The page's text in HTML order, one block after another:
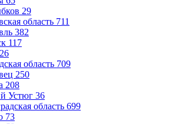
29
область 711
382
117
26
область 709
250
208
Устюг 36
область 699
73